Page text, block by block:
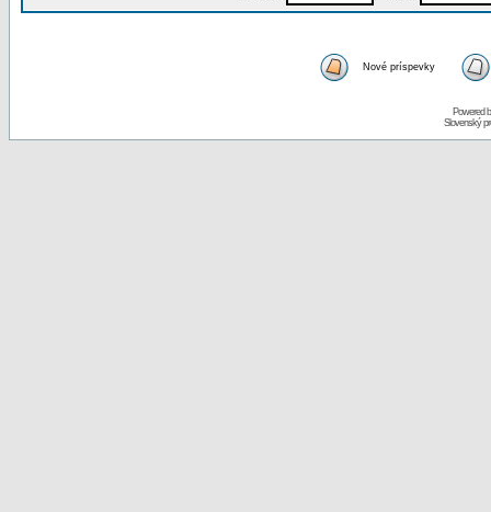
Nové príspevky
Powered
Slovenský